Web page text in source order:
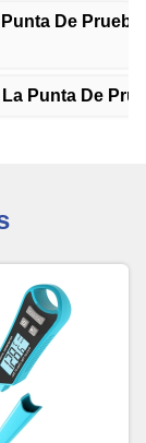
De Prueba
Punta De